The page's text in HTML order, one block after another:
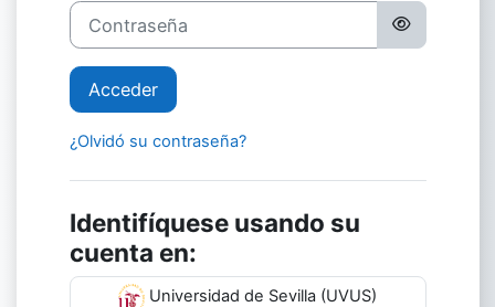
Contraseña
Acceder
¿Olvidó su contraseña?
Identifíquese usando su
cuenta en:
Universidad de Sevilla (UVUS)